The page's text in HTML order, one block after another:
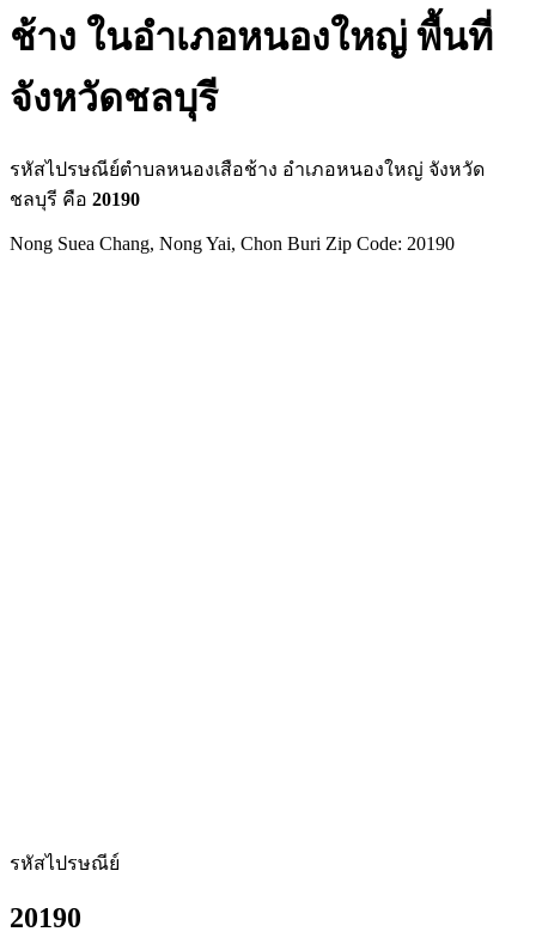
ช้าง ในอำเภอหนองใหญ่ พื้นที่
จังหวัดชลบุรี
รหัสไปรษณีย์ตำบลหนองเสือช้าง อำเภอหนองใหญ่ จังหวัด
ชลบุรี คือ 20190
Nong Suea Chang, Nong Yai, Chon Buri Zip Code: 20190
รหัสไปรษณีย์
20190